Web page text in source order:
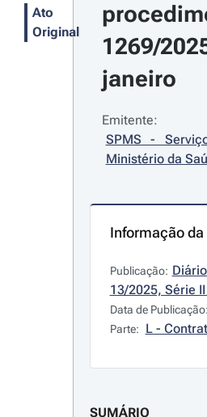
Ato
Original
1269/
janeiro
Emitente:
SPMS -
Ministério da
Informação
Publicação:
13/2025, Série
Data de Publicação:
Parte: L -
SUMÁRIO